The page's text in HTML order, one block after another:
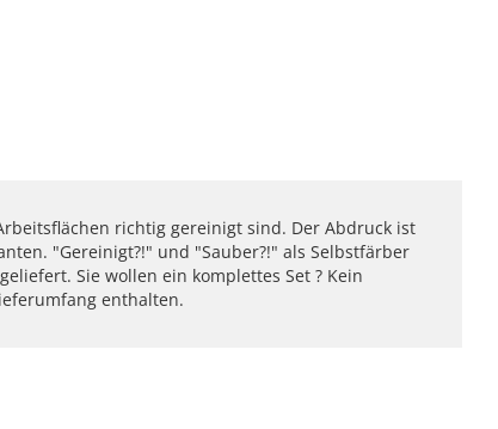
richtig gereinigt sind. Der Abdruck ist
"Gereinigt?!" und "Sauber?!" als Selbstfärber
Sie wollen ein komplettes Set ? Kein
enthalten.